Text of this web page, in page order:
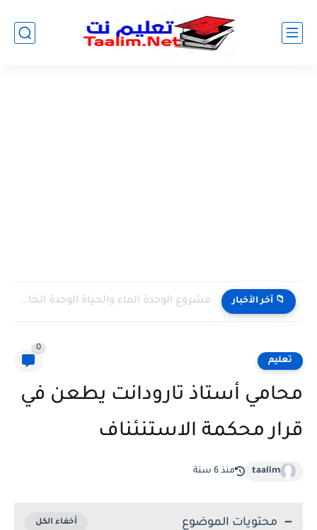
📁 آخر الأخبار مشروع الوحدة الماء والحياة الوحدة الخامسة المستوى الثالث projet de...
تعليم
0
محامي أستاذ تارودانت يطعن في
قرار محكمة الاستنئناف
taalim منذ 6 سنة
محتويات الموضوع